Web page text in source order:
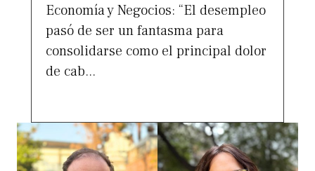
Economía y Negocios: “El desempleo
pasó de ser un fantasma para
consolidarse como el principal dolor
de cab...